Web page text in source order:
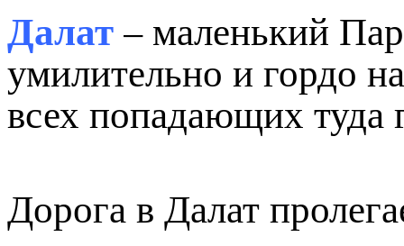
Далат– маленький
умилительно и гордо
всех попадающих
Дорога в Далат